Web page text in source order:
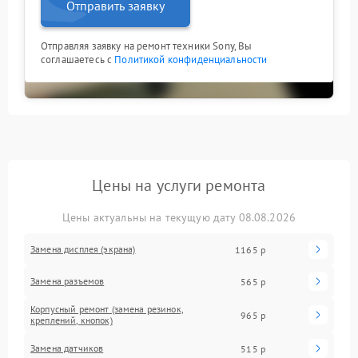
Отправить заявку
Отправляя заявку на ремонт техники Sony, Вы
соглашаетесь с Политикой конфиденциальности
Цены на услуги ремонта
Цены актуальны на текущую дату 08.08.2026
Замена дисплея (экрана) 1165 р
Замена разъемов 565 р
Корпусный ремонт (замена резинок,
креплений, кнопок)
965 р
Замена датчиков 515 р